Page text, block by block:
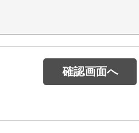
確認画面へ